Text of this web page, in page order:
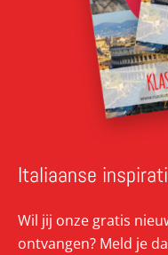
Italiaanse
Wil jij onze gratis
ontvangen? Meld je